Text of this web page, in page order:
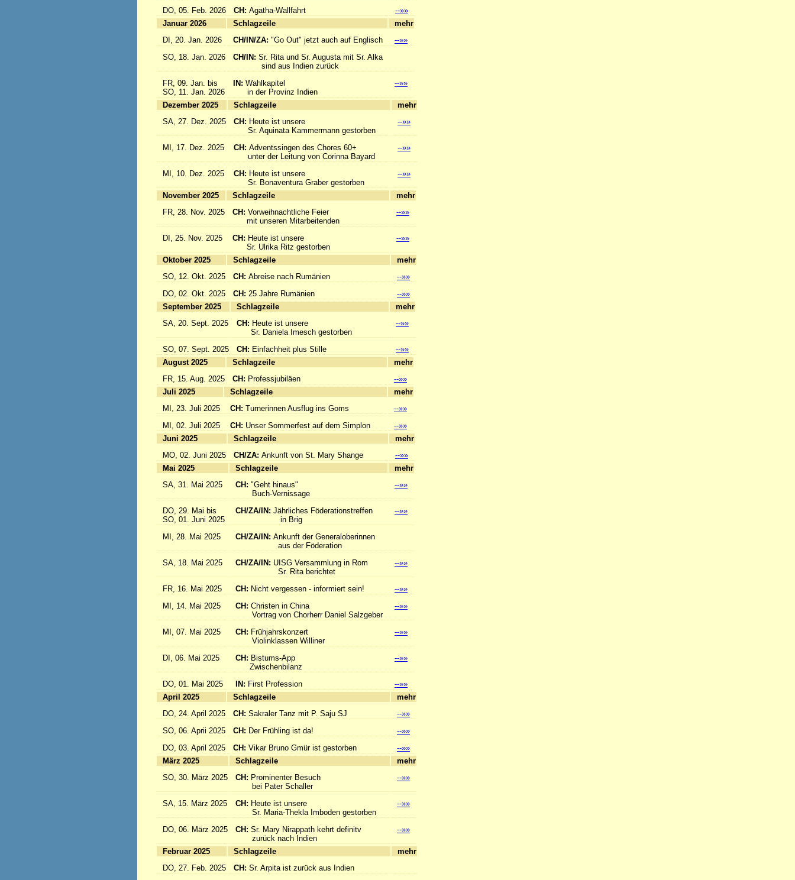
DO, 05. Feb. 2026
CH: Agatha-Wallfahrt
--»»
Januar 2026
Schlagzeile
mehr
DI, 20. Jan. 2026
CH/IN/ZA: "Go Out" jetzt auch auf Englisch
--»»
SO, 18. Jan. 2026
CH/IN: Sr. Rita und Sr. Augusta mit Sr. Alka
sind aus Indien zurück
FR, 09. Jan. bis
SO, 11. Jan. 2026
IN: Wahlkapitel
in der Provinz Indien
--»»
Dezember 2025 Schlagzeile
mehr
SA, 27. Dez. 2025
CH: Heute ist unsere
Sr. Aquinata Kammermann gestorben
--»»
MI, 17. Dez. 2025 CH: Adventssingen des Chores 60+
unter der Leitung von Corinna Bayard
--»»
MI, 10. Dez. 2025 CH: Heute ist unsere
Sr. Bonaventura Graber gestorben
--»»
November 2025 Schlagzeile
mehr
FR, 28. Nov. 2025
CH: Vorweihnachtliche Feier
mit unseren Mitarbeitenden
--»»
DI, 25. Nov. 2025 CH: Heute ist unsere
Sr. Ulrika Ritz gestorben
--»»
Oktober 2025 Schlagzeile
mehr
SO, 12. Okt. 2025
CH: Abreise nach Rumänien
--»»
DO, 02. Okt. 2025
CH: 25 Jahre Rumänien
--»»
September 2025
Schlagzeile
mehr
SA, 20. Sept. 2025
CH: Heute ist unsere
Sr. Daniela Imesch gestorben
--»»
SO, 07. Sept. 2025 CH: Einfachheit plus Stille
--»»
August 2025
Schlagzeile
mehr
FR, 15. Aug. 2025
CH: Professjubiläen
--»»
Juli 2025
Schlagzeile
mehr
MI, 23. Juli 2025
CH: Turnerinnen Ausflug ins Goms
--»»
MI, 02. Juli 2025
CH: Unser Sommerfest auf dem Simplon
--»»
Juni 2025
Schlagzeile
mehr
MO, 02. Juni 2025
CH/ZA: Ankunft von St. Mary Shange
--»»
Mai 2025
Schlagzeile
mehr
SA, 31. Mai 2025
CH: "Geht hinaus"
Buch-Vernissage
--»»
DO, 29. Mai bis
SO, 01. Juni 2025
CH/ZA/IN: Jährliches Föderationstreffen
in Brig
--»»
MI, 28. Mai 2025 CH/ZA/IN: Ankunft der Generaloberinnen
aus der Föderation
SA, 18. Mai 2025
CH/ZA/IN: UISG Versammlung in Rom
Sr. Rita berichtet
--»»
FR, 16. Mai 2025 CH: Nicht vergessen - informiert sein!
--»»
MI, 14. Mai 2025
CH: Christen in China
Vortrag von Chorherr Daniel Salzgeber
--»»
MI, 07. Mai 2025 CH: Frühjahrskonzert
Violinklassen Williner
--»»
DI, 06. Mai 2025 CH: Bistums-App
Zwischenbilanz
--»»
DO, 01. Mai 2025 IN: First Profession
--»»
April 2025
Schlagzeile
mehr
DO, 24. April 2025
CH: Sakraler Tanz mit P. Saju SJ
--»»
SO, 06. Aprii 2025
CH: Der Frühling ist da!
--»»
DO, 03. April 2025
CH: Vikar Bruno Gmür ist gestorben
--»»
März 2025
Schlagzeile
mehr
SO, 30. März 2025
CH: Prominenter Besuch
bei Pater Schaller
--»»
SA, 15. März 2025 CH: Heute ist unsere
Sr. Maria-Thekla Imboden gestorben
--»»
DO, 06. März 2025 CH: Sr. Mary Nirappath kehrt definitv
zurück nach Indien
--»»
Februar 2025 Schlagzeile
mehr
DO, 27. Feb. 2025
CH: Sr. Arpita ist zurück aus Indien